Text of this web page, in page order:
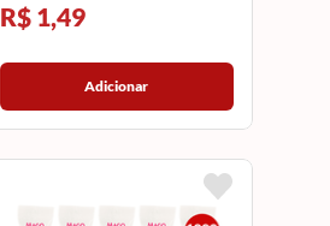
R$ 1,49
Adicionar